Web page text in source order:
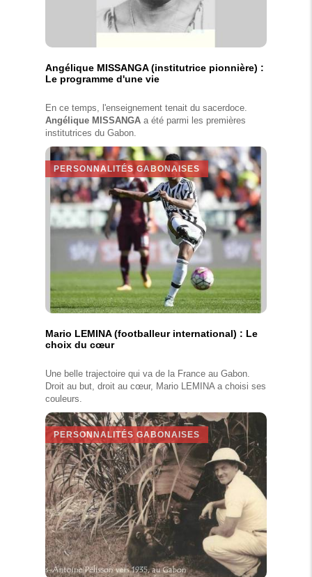
Angélique MISSANGA (institutrice pionnière) :
Le programme d'une vie
En ce temps, l'enseignement tenait du sacerdoce.
Angélique MISSANGA a été parmi les premières
institutrices du Gabon.
PERSONNALITÉS GABONAISES
Mario LEMINA (footballeur international) : Le
choix du cœur
Une belle trajectoire qui va de la France au Gabon.
Droit au but, droit au cœur, Mario LEMINA a choisi ses
couleurs.
PERSONNALITÉS GABONAISES